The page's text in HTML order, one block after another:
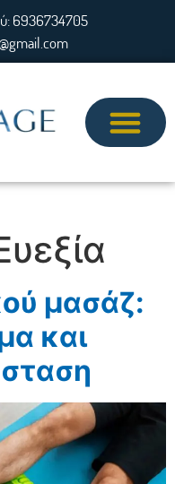
6936734705
μασάζ:
και